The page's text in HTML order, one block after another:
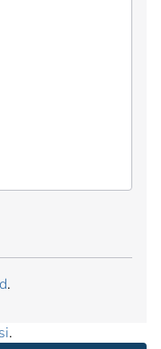
.
.